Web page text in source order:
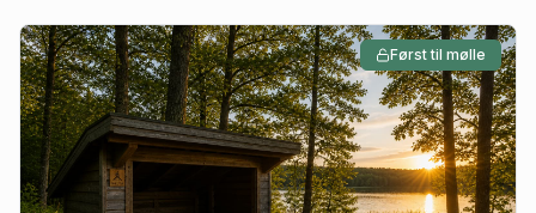
Først til mølle